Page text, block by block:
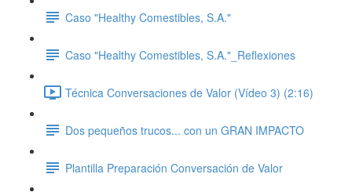
Caso "Healthy Comestibles, S.A."
Caso "Healthy Comestibles, S.A."_Reflexiones
Técnica Conversaciones de Valor (Vídeo 3) (2:16)
Dos pequeños trucos... con un GRAN IMPACTO
Plantilla Preparación Conversación de Valor